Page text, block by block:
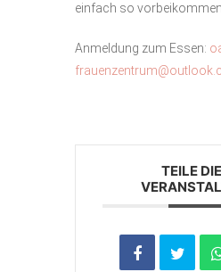
einfach so vorbeikommen.
Anmeldung zum Essen:
TEILE